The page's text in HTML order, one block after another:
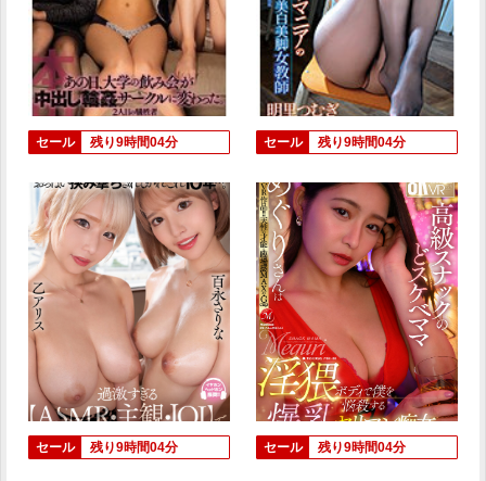
セール 残り9時間04分 セール 残り9時間04分
セール 残り9時間04分 セール 残り9時間04分